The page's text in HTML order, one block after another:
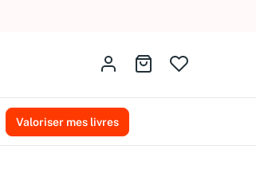
Identifiez-vousAller au panier
Valoriser mes livres